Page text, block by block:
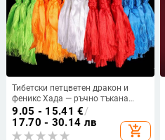
Тибетски петцветен дракон и
феникс Хада — ръчно тъкана
украса за автомобил с кордицепс
и диамантен възел
9.05 - 15.41 €/
17.70 - 30.14 лв
add_shopping_cart